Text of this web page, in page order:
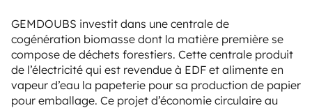
GEMDOUBS investit dans une centrale de
cogénération biomasse dont la matière première se
compose de déchets forestiers. Cette centrale produit
de l’électricité qui est revendue à EDF et alimente en
vapeur d’eau la papeterie pour sa production de papier
pour emballage. Ce projet d’économie circulaire au